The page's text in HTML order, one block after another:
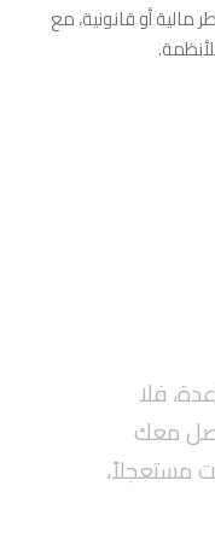
أو قانونية، مع
فلا
معك
مستعجلاً،